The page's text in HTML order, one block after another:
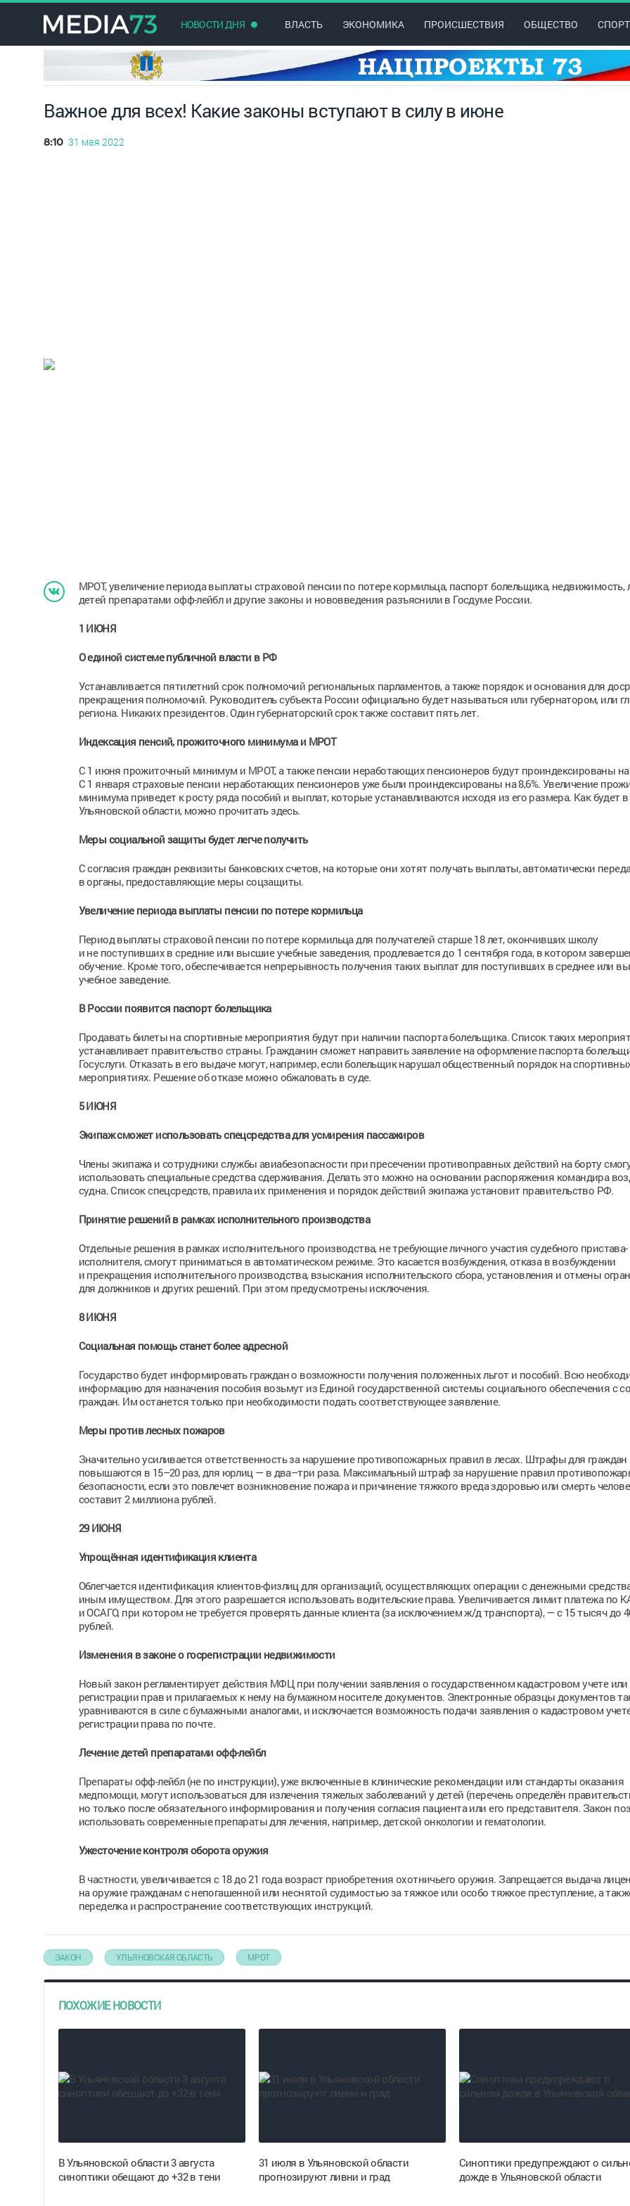
НОВОСТИ ДНЯ ВЛАСТЬ ЭКОНОМИКА ПРОИСШЕСТВИЯ ОБЩЕСТВО СПОРТ
Важное для всех! Какие законы вступают в силу в июне
8:10 31 мая 2022
МРОТ, увеличение периода выплаты страховой пенсии по потере кормильца, паспорт болельщика, недвижимость,
детей препаратами офф-лейбл и другие законы и нововведения разъяснили в Госдуме России.
1 ИЮНЯ
О единой системе публичной власти в РФ
Устанавливается пятилетний срок полномочий региональных парламентов, а также порядок и основания для
прекращения полномочий. Руководитель субъекта России официально будет называться или губернатором, или
региона. Никаких президентов. Один губернаторский срок также составит пять лет.
Индексация пенсий, прожиточного минимума и МРОТ
С 1 июня прожиточный минимум и МРОТ, а также пенсии неработающих пенсионеров будут проиндексированы на
С 1 января страховые пенсии неработающих пенсионеров уже были проиндексированы на 8,6%. Увеличение
минимума приведет к росту ряда пособий и выплат, которые устанавливаются исходя из его размера. Как будет в
Ульяновской области, можно прочитать здесь.
Меры социальной защиты будет легче получить
С согласия граждан реквизиты банковских счетов, на которые они хотят получать выплаты, автоматически
в органы, предоставляющие меры соцзащиты.
Увеличение периода выплаты пенсии по потере кормильца
Период выплаты страховой пенсии по потере кормильца для получателей старше 18 лет, окончивших школу
и не поступивших в средние или высшие учебные заведения, продлевается до 1 сентября года, в котором
обучение. Кроме того, обеспечивается непрерывность получения таких выплат для поступивших в среднее или
учебное заведение.
В России появится паспорт болельщика
Продавать билеты на спортивные мероприятия будут при наличии паспорта болельщика. Список таких
устанавливает правительство страны. Гражданин сможет направить заявление на оформление паспорта
Госуслуги. Отказать в его выдаче могут, например, если болельщик нарушал общественный порядок на
мероприятиях. Решение об отказе можно обжаловать в суде.
5 ИЮНЯ
Экипаж сможет использовать спецсредства для усмирения пассажиров
Члены экипажа и сотрудники службы авиабезопасности при пресечении противоправных действий на борту
использовать специальные средства сдерживания. Делать это можно на основании распоряжения командира
судна. Список спецсредств, правила их применения и порядок действий экипажа установит правительство РФ.
Принятие решений в рамках исполнительного производства
Отдельные решения в рамках исполнительного производства, не требующие личного участия судебного пристава-
исполнителя, смогут приниматься в автоматическом режиме. Это касается возбуждения, отказа в возбуждении
и прекращения исполнительного производства, взыскания исполнительского сбора, установления и отмены
для должников и других решений. При этом предусмотрены исключения.
8 ИЮНЯ
Социальная помощь станет более адресной
Государство будет информировать граждан о возможности получения положенных льгот и пособий. Всю
информацию для назначения пособия возьмут из Единой государственной системы социального обеспечения с
граждан. Им останется только при необходимости подать соответствующее заявление.
Меры против лесных пожаров
Значительно усиливается ответственность за нарушение противопожарных правил в лесах. Штрафы для граждан
повышаются в 15–20 раз, для юрлиц — в два–три раза. Максимальный штраф за нарушение правил
безопасности, если это повлечет возникновение пожара и причинение тяжкого вреда здоровью или смерть
составит 2 миллиона рублей.
29 ИЮНЯ
Упрощённая идентификация клиента
Облегчается идентификация клиентов-физлиц для организаций, осуществляющих операции с денежными
иным имуществом. Для этого разрешается использовать водительские права. Увеличивается лимит платежа по
и ОСАГО, при котором не требуется проверять данные клиента (за исключением ж/д транспорта), — с 15 тысяч до
рублей.
Изменения в законе о госрегистрации недвижимости
Новый закон регламентирует действия МФЦ при получении заявления о государственном кадастровом учете или
регистрации прав и прилагаемых к нему на бумажном носителе документов. Электронные образцы документов
уравниваются в силе с бумажными аналогами, и исключается возможность подачи заявления о кадастровом
регистрации права по почте.
Лечение детей препаратами офф-лейбл
Препараты офф-лейбл (не по инструкции), уже включенные в клинические рекомендации или стандарты оказания
медпомощи, могут использоваться для излечения тяжелых заболеваний у детей (перечень определён
но только после обязательного информирования и получения согласия пациента или его представителя. Закон
использовать современные препараты для лечения, например, детской онкологии и гематологии.
Ужесточение контроля оборота оружия
В частности, увеличивается с 18 до 21 года возраст приобретения охотничьего оружия. Запрещается выдача
на оружие гражданам с непогашенной или неснятой судимостью за тяжкое или особо тяжкое преступление, а
переделка и распространение соответствующих инструкций.
ЗАКОН УЛЬЯНОВСКАЯ ОБЛАСТЬ МРОТ
ПОХОЖИЕ НОВОСТИ
В Ульяновской области 3 августа
синоптики обещают до +32 в тени
31 июля в Ульяновской области
прогнозируют ливни и град
Синоптики предупреждают о
дожде в Ульяновской области